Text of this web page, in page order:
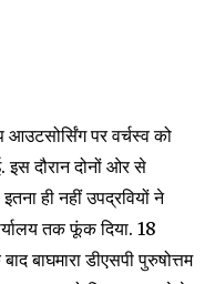
पर वर्चस्व को
दौरान दोनों ओर से
ही नहीं उपद्रवियों ने
तक फूंक दिया. 18
बाघमारा डीएसपी पुरुषोत्तम